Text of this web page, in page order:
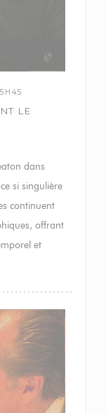
LE
dans
si singulière
continuent
offrant
et